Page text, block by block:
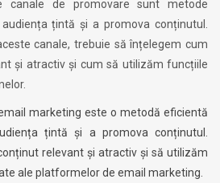
canale de promovare sunt metode
țintă și a promova conținutul.
canale, trebuie să înțelegem cum
și atractiv și cum să utilizăm funcțiile
marketing este o metodă eficientă
țintă și a promova conținutul.
relevant și atractiv și să utilizăm
ale platformelor de email marketing.